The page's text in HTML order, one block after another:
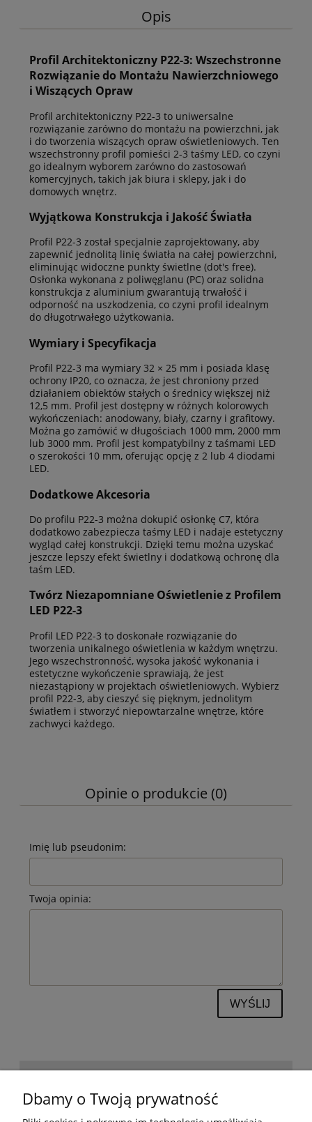
Opis
Profil Architektoniczny P22-3: Wszechstronne
Rozwiązanie do Montażu Nawierzchniowego
i Wiszących Opraw
Profil architektoniczny P22-3 to uniwersalne
rozwiązanie zarówno do montażu na powierzchni, jak
i do tworzenia wiszących opraw oświetleniowych. Ten
wszechstronny profil pomieści 2-3 taśmy LED, co czyni
go idealnym wyborem zarówno do zastosowań
komercyjnych, takich jak biura i sklepy, jak i do
domowych wnętrz.
Wyjątkowa Konstrukcja i Jakość Światła
Profil P22-3 został specjalnie zaprojektowany, aby
zapewnić jednolitą linię światła na całej powierzchni,
eliminując widoczne punkty świetlne (dot's free).
Osłonka wykonana z poliwęglanu (PC) oraz solidna
konstrukcja z aluminium gwarantują trwałość i
odporność na uszkodzenia, co czyni profil idealnym
do długotrwałego użytkowania.
Wymiary i Specyfikacja
Profil P22-3 ma wymiary 32 × 25 mm i posiada klasę
ochrony IP20, co oznacza, że jest chroniony przed
działaniem obiektów stałych o średnicy większej niż
12,5 mm. Profil jest dostępny w różnych kolorowych
wykończeniach: anodowany, biały, czarny i grafitowy.
Można go zamówić w długościach 1000 mm, 2000 mm
lub 3000 mm. Profil jest kompatybilny z taśmami LED
o szerokości 10 mm, oferując opcję z 2 lub 4 diodami
LED.
Dodatkowe Akcesoria
Do profilu P22-3 można dokupić osłonkę C7, która
dodatkowo zabezpiecza taśmy LED i nadaje estetyczny
wygląd całej konstrukcji. Dzięki temu można uzyskać
jeszcze lepszy efekt świetlny i dodatkową ochronę dla
taśm LED.
Twórz Niezapomniane Oświetlenie z Profilem
LED P22-3
Profil LED P22-3 to doskonałe rozwiązanie do
tworzenia unikalnego oświetlenia w każdym wnętrzu.
Jego wszechstronność, wysoka jakość wykonania i
estetyczne wykończenie sprawiają, że jest
niezastąpiony w projektach oświetleniowych. Wybierz
profil P22-3, aby cieszyć się pięknym, jednolitym
światłem i stworzyć niepowtarzalne wnętrze, które
zachwyci każdego.
Opinie o produkcie (0)
Imię lub pseudonim:
Twoja opinia:
WYŚLIJ
Dbamy o Twoją prywatność